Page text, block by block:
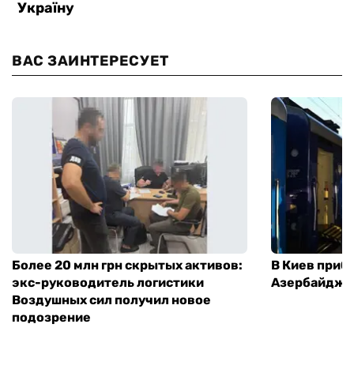
ВАС ЗАИНТЕРЕСУЕТ
Более 20 млн грн скрытых активов:
экс-руководитель логистики
Воздушных сил получил новое
подозрение
В Киев